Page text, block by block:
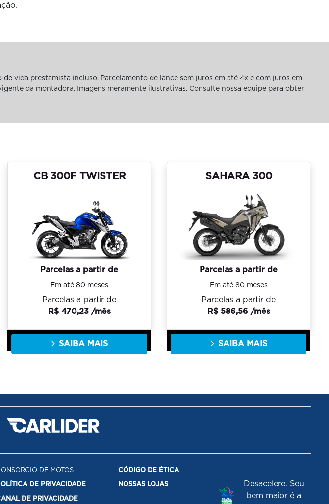
vida prestamista incluso. Parcelamento de lance sem juros em até 4x e com juros em
da montadora. Imagens meramente ilustrativas. Consulte nossa equipe para obter
CB 300F TWISTER
Parcelas a partir de
Em até 80 meses
Parcelas a partir de
R$ 470,23 /mês
SAIBA MAIS
SAHARA 300
Parcelas a partir de
Em até 80 meses
Parcelas a partir de
R$ 586,56 /mês
SAIBA MAIS
DE MOTOS
DE PRIVACIDADE
DE PRIVACIDADE
CÓDIGO DE ÉTICA
NOSSAS LOJAS
Desacelere. Seu
bem maior é a